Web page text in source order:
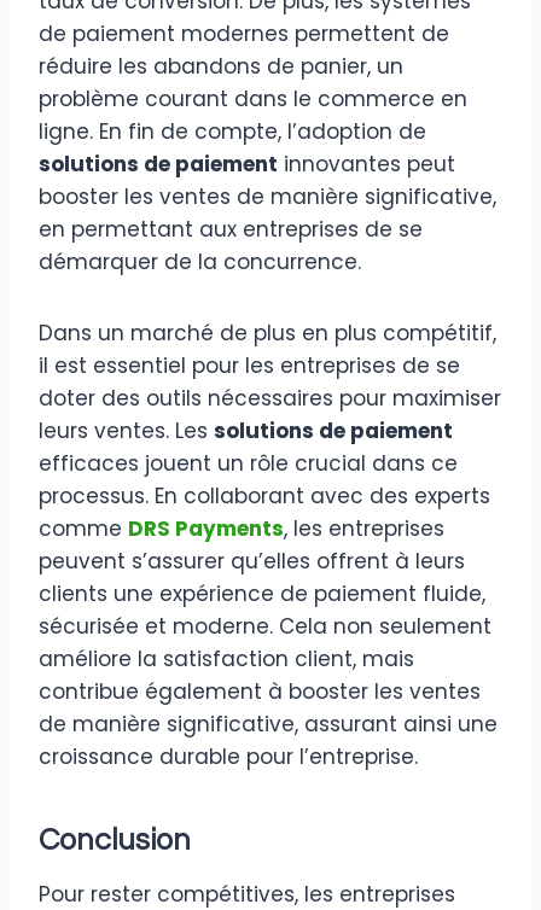
de paiement modernes permettent de
réduire les abandons de panier, un
problème courant dans le commerce en
ligne. En fin de compte, l’adoption de
solutions de paiement innovantes peut
booster les ventes de manière significative,
en permettant aux entreprises de se
démarquer de la concurrence.
Dans un marché de plus en plus compétitif,
il est essentiel pour les entreprises de se
doter des outils nécessaires pour maximiser
leurs ventes. Les solutions de paiement
efficaces jouent un rôle crucial dans ce
processus. En collaborant avec des experts
comme DRS Payments, les entreprises
peuvent s’assurer qu’elles offrent à leurs
clients une expérience de paiement fluide,
sécurisée et moderne. Cela non seulement
améliore la satisfaction client, mais
contribue également à booster les ventes
de manière significative, assurant ainsi une
croissance durable pour l’entreprise.
Conclusion
Pour rester compétitives, les entreprises